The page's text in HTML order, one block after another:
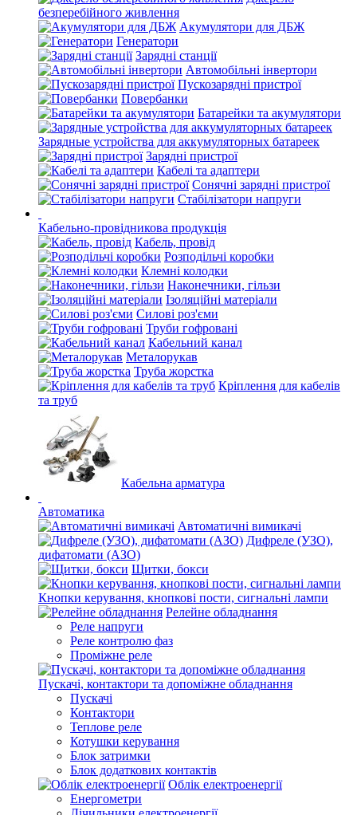
безперебійного живлення
Акумулятори для ДБЖ
Генератори
Зарядні станції
Автомобільні інвертори
Пускозарядні пристрої
Повербанки
Батарейки та акумулятори
Зарядные устройства для аккумуляторных батареек
Зарядні пристрої
Кабелі та адаптери
Сонячні зарядні пристрої
Стабілізатори напруги
Кабельно-провідникова продукція
Кабель, провід
Розподільчі коробки
Клемні колодки
Наконечники, гільзи
Ізоляційні матеріали
Силові роз'єми
Труби гофровані
Кабельний канал
Металорукав
Труба жорстка
Кріплення для кабелів
та труб
Кабельна арматура
Автоматика
Автоматичні вимикачі
Дифреле (УЗО),
дифатомати (АЗО)
Щитки, бокси
Кнопки керування, кнопкові пости, сигнальні лампи
Релейне обладнання
Реле напруги
Реле контролю фаз
Проміжне реле
Пускачі, контактори та допоміжне обладнання
Пускачі
Контактори
Теплове реле
Котушки керування
Блок затримки
Блок додаткових контактів
Облік електроенергії
Енергометри